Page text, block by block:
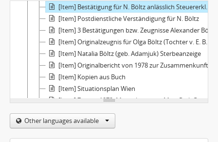
[Item] Bestätigung für N. Böltz anlässlich Steuererklärung
[Item] Postdienstliche Verständigung für N. Böltz
[Item] 3 Bestätigungen bzw. Zeugnisse Alexander Böltz betreffend
[Item] Originalzeugnis für Olga Böltz (Tochter v. E. Böltz) anlässlich Pensionierung
[Item] Natalia Böltz (geb. Adamjuk) Sterbeanzeige
[Item] Originalbericht von 1978 zur Zusammenkunft nach 60 Jahren
[Item] Kopien aus Buch
[Item] Situationsplan Wien
[Item] Zypern 1972: Manuskript von Mag. Phil. Gerhard Buchigner, Oberst a. D.
[Item] Eingabe M. Klicpera an das öst. Verteidiungsministerium + Unterlagen zur Bewertung dt. Armeeen
[File] Presse/-mitteilungen
Other languages available